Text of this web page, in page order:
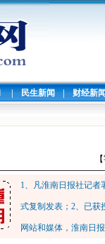
| 民生新闻 | 财经新
1、凡淮南日报社记
式复制发表；2、已获
网站和媒体，淮南日